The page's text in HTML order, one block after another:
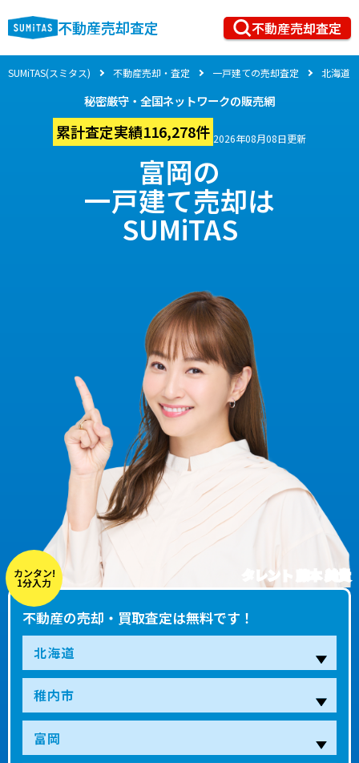
不動産売却査定 不動産売却査定
SUMiTAS(スミタス) 不動産売却・査定 一戸建ての売却査定 北海道
秘密厳守・全国ネットワークの販売網
累計査定実績116,278件 2026年08月08日更新
富岡の
一戸建て売却は
SUMiTAS
タレント 藤本 美貴
カンタン!
1分入力
不動産の売却・買取査定は無料です！